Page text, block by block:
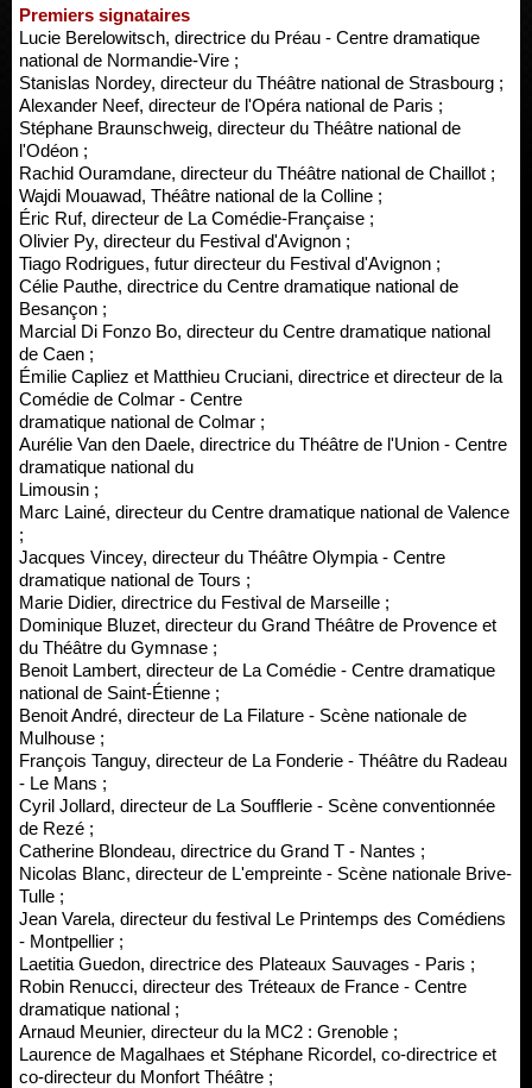
Premiers signataires
Lucie Berelowitsch, directrice du Préau - Centre dramatique
national de Normandie-Vire ;
Stanislas Nordey, directeur du Théâtre national de Strasbourg ;
Alexander Neef, directeur de l'Opéra national de Paris ;
Stéphane Braunschweig, directeur du Théâtre national de
l'Odéon ;
Rachid Ouramdane, directeur du Théâtre national de Chaillot ;
Wajdi Mouawad, Théâtre national de la Colline ;
Éric Ruf, directeur de La Comédie-Française ;
Olivier Py, directeur du Festival d'Avignon ;
Tiago Rodrigues, futur directeur du Festival d'Avignon ;
Célie Pauthe, directrice du Centre dramatique national de
Besançon ;
Marcial Di Fonzo Bo, directeur du Centre dramatique national
de Caen ;
Émilie Capliez et Matthieu Cruciani, directrice et directeur de la
Comédie de Colmar - Centre
dramatique national de Colmar ;
Aurélie Van den Daele, directrice du Théâtre de l'Union - Centre
dramatique national du
Limousin ;
Marc Lainé, directeur du Centre dramatique national de Valence
;
Jacques Vincey, directeur du Théâtre Olympia - Centre
dramatique national de Tours ;
Marie Didier, directrice du Festival de Marseille ;
Dominique Bluzet, directeur du Grand Théâtre de Provence et
du Théâtre du Gymnase ;
Benoit Lambert, directeur de La Comédie - Centre dramatique
national de Saint-Étienne ;
Benoit André, directeur de La Filature - Scène nationale de
Mulhouse ;
François Tanguy, directeur de La Fonderie - Théâtre du Radeau
- Le Mans ;
Cyril Jollard, directeur de La Soufflerie - Scène conventionnée
de Rezé ;
Catherine Blondeau, directrice du Grand T - Nantes ;
Nicolas Blanc, directeur de L'empreinte - Scène nationale Brive-
Tulle ;
Jean Varela, directeur du festival Le Printemps des Comédiens
- Montpellier ;
Laetitia Guedon, directrice des Plateaux Sauvages - Paris ;
Robin Renucci, directeur des Tréteaux de France - Centre
dramatique national ;
Arnaud Meunier, directeur du la MC2 : Grenoble ;
Laurence de Magalhaes et Stéphane Ricordel, co-directrice et
co-directeur du Monfort Théâtre ;